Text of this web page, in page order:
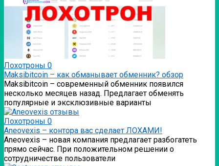
Лохотроны 0
Мaksibitcoin – как обманывает обменник? обзор
Мaksibitcoin – современный обменник появился
несколько месяцев назад. Предлагает обменять
популярные и эксклюзивные варианты
Лохотроны 0
Аneovexis – контора вас сделает ЛОХАМИ!
Аneovexis – новая компания предлагает разбогатеть
прямо сейчас. При положительном решении о
сотрудничестве пользователи